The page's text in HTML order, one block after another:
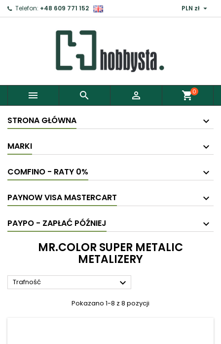
Telefon: +48 609 771 152 PLN zł 
   shopping_cart0
STRONA GŁÓWNA
MARKI
COMFINO - RATY 0%
PAYNOW VISA MASTERCART
PAYPO - ZAPŁAĆ PÓŹNIEJ
MR.COLOR SUPER METALIC
METALIZERY
Trafność 
Pokazano 1-8 z 8 pozycji
Zaloguj ×
Aby zapisać produkty do Schowka, musisz się
Anuluj Zaloguj